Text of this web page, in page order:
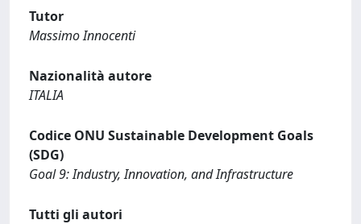
Tutor
Massimo Innocenti
Nazionalità autore
ITALIA
Codice ONU Sustainable Development Goals
(SDG)
Goal 9: Industry, Innovation, and Infrastructure
Tutti gli autori